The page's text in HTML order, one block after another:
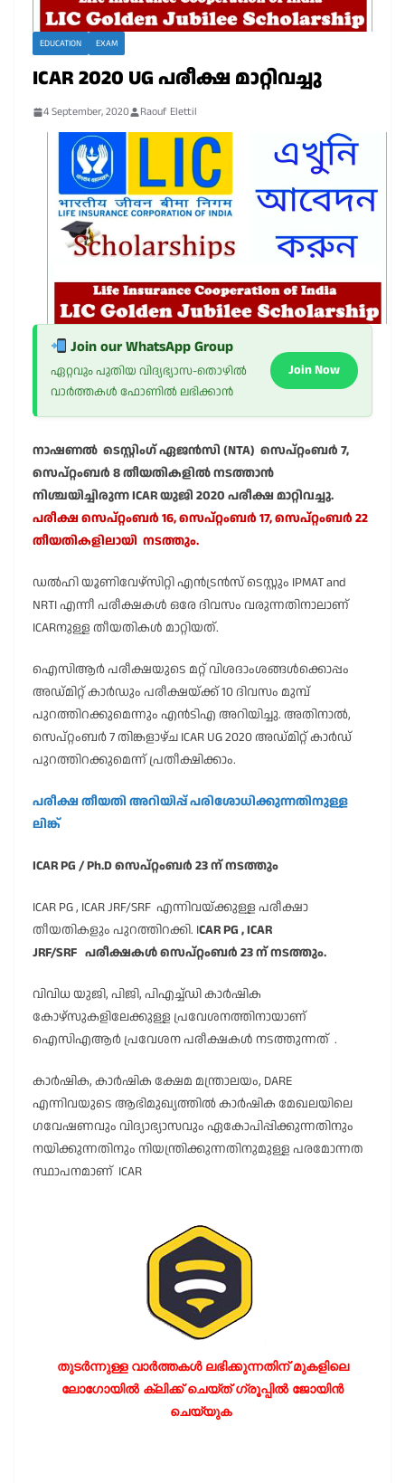
EDUCATION EXAM
ICAR 2020 UG പരീക്ഷ മാറ്റിവച്ചു
4 September, 2020 Raouf Elettil
Join our WhatsApp Group
ഏറ്റവും പുതിയ വിദ്യഭ്യാസ-തൊഴിൽ
വാർത്തകൾ ഫോണിൽ ലഭിക്കാൻ
Join Now
നാഷണൽ ടെസ്റ്റിംഗ് ഏജൻസി (NTA) സെപ്റ്റംബർ 7,
സെപ്റ്റംബർ 8 തീയതികളിൽ നടത്താൻ
നിശ്ചയിച്ചിരുന്ന ICAR യുജി 2020 പരീക്ഷ മാറ്റിവച്ചു.
പരീക്ഷ സെപ്റ്റംബർ 16, സെപ്റ്റംബർ 17, സെപ്റ്റംബർ 22
തീയതികളിലായി നടത്തും.
ഡൽഹി യൂണിവേഴ്സിറ്റി എൻട്രൻസ് ടെസ്റ്റും IPMAT and
NRTI എന്നീ പരീക്ഷകൾ ഒരേ ദിവസം വരുന്നതിനാലാണ്
ICARനുള്ള തീയതികൾ മാറ്റിയത്.
ഐസിആർ പരീക്ഷയുടെ മറ്റ് വിശദാംശങ്ങൾക്കൊപ്പം
അഡ്മിറ്റ് കാർഡും പരീക്ഷയ്ക്ക് 10 ദിവസം മുമ്പ്
പുറത്തിറക്കുമെന്നും എൻടിഎ അറിയിച്ചു. അതിനാൽ,
സെപ്റ്റംബർ 7 തിങ്കളാഴ്ച ICAR UG 2020 അഡ്മിറ്റ് കാർഡ്
പുറത്തിറക്കുമെന്ന് പ്രതീക്ഷിക്കാം.
പരീക്ഷ തീയതി അറിയിപ്പ് പരിശോധിക്കുന്നതിനുള്ള
ലിങ്ക്
ICAR PG / Ph.D സെപ്റ്റംബർ 23 ന് നടത്തും
ICAR PG , ICAR JRF/SRF എന്നിവയ്ക്കുള്ള പരീക്ഷാ
തീയതികളും പുറത്തിറക്കി. ICAR PG , ICAR
JRF/SRF പരീക്ഷകൾ സെപ്റ്റംബർ 23 ന് നടത്തും.
വിവിധ യുജി, പിജി, പിഎച്ച്ഡി കാർഷിക
കോഴ്സുകളിലേക്കുള്ള പ്രവേശനത്തിനായാണ്
ഐസിഎആർ പ്രവേശന പരീക്ഷകൾ നടത്തുന്നത് .
കാർഷിക, കാർഷിക ക്ഷേമ മന്ത്രാലയം, DARE
എന്നിവയുടെ ആഭിമുഖ്യത്തിൽ കാർഷിക മേഖലയിലെ
ഗവേഷണവും വിദ്യാഭ്യാസവും ഏകോപിപ്പിക്കുന്നതിനും
നയിക്കുന്നതിനും നിയന്ത്രിക്കുന്നതിനുമുള്ള പരമോന്നത
സ്ഥാപനമാണ് ICAR
തുടർന്നുള്ള വാർത്തകൾ ലഭിക്കുന്നതിന് മുകളിലെ
ലോഗോയിൽ ക്ലിക്ക് ചെയ്ത് ഗ്രൂപ്പിൽ ജോയിൻ
ചെയ്യുക